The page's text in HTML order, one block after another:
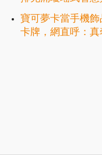
寶可夢卡當手機
卡牌，網直呼：真